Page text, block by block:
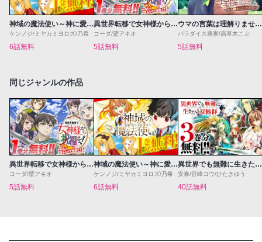
神域の魔法使い～神に愛された落第生は魔法学院へ通う～
ケンノジ/ミヤカミヨロズ/乃希
6話無料
異世界転移で女神様から祝福を！～いえ、手持ちの異能があるので結構です～@COMIC
コーダ/壁アキオ
5話無料
ウマの言葉は理解りませんだから静かにしてください！
パラダイス農家/高草木こぶ
5話無料
同じジャンルの作品
異世界転移で女神様から祝福を！～いえ、手持ちの異能があるので結構です～@COMIC
コーダ/壁アキオ
5話無料
神域の魔法使い～神に愛された落第生は魔法学院へ通う～
ケンノジ/ミヤカミヨロズ/乃希
6話無料
異世界でも無難に生きたい症候群
安泰/笹峰コウ/ひたきゆう
40話無料